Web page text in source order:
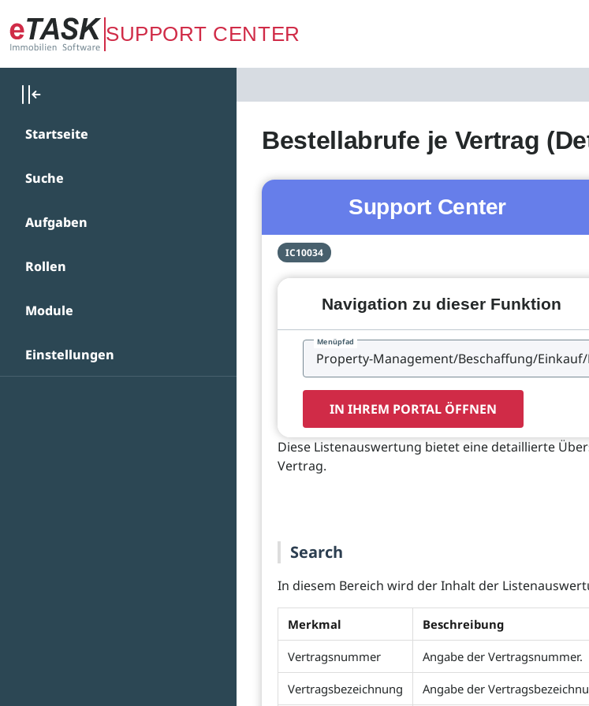
Zum Hauptinhalt springen
SUPPORT CENTER
Startseite
Suche
Aufgaben
Rollen
Module
Einstellungen
Bestellabrufe je Vertrag
Support Center
IC10034
Navigation zu dieser Funktion
Menüpfad
IN IHREM PORTAL ÖFFNEN
Diese Listenauswertung bietet eine detaillierte
Vertrag.
Search
In diesem Bereich wird der Inhalt der
Merkmal Beschreibung
Vertragsnummer Angabe der Vertragsnummer.
Vertragsbezeichnung Angabe der